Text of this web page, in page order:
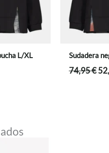
L/XL Sudadera
74,95€ El